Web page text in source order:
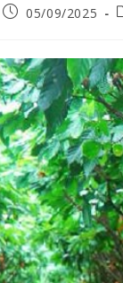
05/09/2025